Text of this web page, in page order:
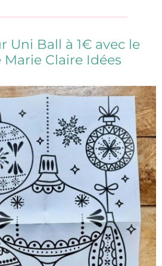
Uni Ball à 1€ avec le
Claire Idées